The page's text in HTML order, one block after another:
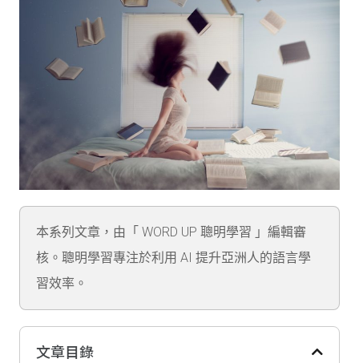
本系列文章，由「 WORD UP 聰明學習 」編輯審
核。聰明學習專注於利用 AI 提升亞洲人的語言學
習效率。
文章目錄